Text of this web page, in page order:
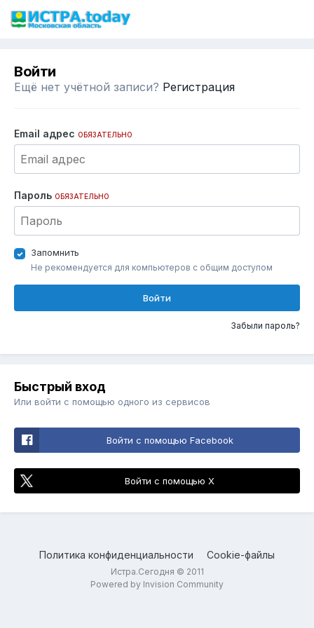
Войти
Ещё нет учётной записи? Регистрация
Email адрес ОБЯЗАТЕЛЬНО
Пароль ОБЯЗАТЕЛЬНО
Запомнить
Не рекомендуется для компьютеров с общим доступом
Войти
Забыли пароль?
Быстрый вход
Или войти с помощью одного из сервисов
Войти с помощью Facebook
Войти с помощью X
Политика конфиденциальности Cookie-файлы
Истра.Сегодня © 2011
Powered by Invision Community